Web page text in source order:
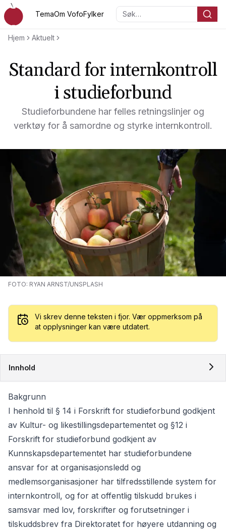
Hopp til hovedinnholdet
Voksenopplæringsforbundet
TemaOm VofoFylker Søk…
Hjem Aktuelt
Standard for internkontroll
i studieforbund
Studieforbundene har felles retningslinjer og
verktøy for å samordne og styrke internkontroll.
FOTO: RYAN ARNST/UNSPLASH
Vi skrev denne teksten i fjor. Vær oppmerksom på
at opplysninger kan være utdatert.
Innhold
Bakgrunn
I henhold til § 14 i Forskrift for studieforbund godkjent
av Kultur- og likestillingsdepartementet og §12 i
Forskrift for studieforbund godkjent av
Kunnskapsdepartementet har studieforbundene
ansvar for at organisasjonsledd og
medlemsorganisasjoner har tilfredsstillende system for
internkontroll, og for at offentlig tilskudd brukes i
samsvar med lov, forskrifter og forutsetninger i
tilskuddsbrev fra Direktoratet for høyere utdanning og